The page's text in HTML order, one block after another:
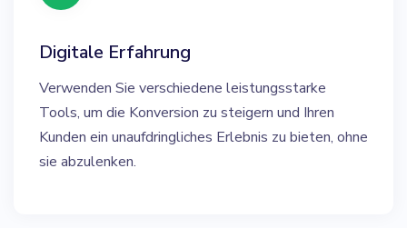
Digitale Erfahrung
Verwenden Sie verschiedene leistungsstarke
Tools, um die Konversion zu steigern und Ihren
Kunden ein unaufdringliches Erlebnis zu bieten, ohne
sie abzulenken.